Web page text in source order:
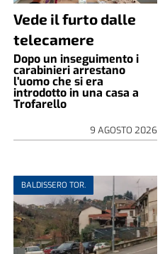
Vede il furto dalle
telecamere
Dopo un inseguimento i
carabinieri arrestano
l'uomo che si era
introdotto in una casa a
Trofarello
9 AGOSTO 2026
BALDISSERO TOR.